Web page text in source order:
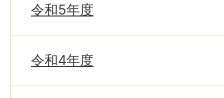
令和5年度
令和4年度